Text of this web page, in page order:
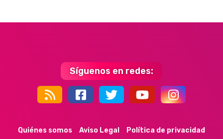
Síguenos en redes:
Quiénes somos Aviso Legal
Política de privacidad